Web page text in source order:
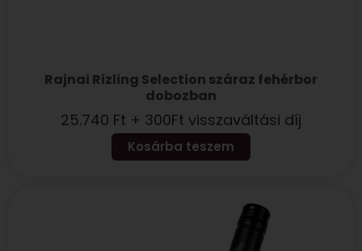
Rajnai Rizling Selection száraz fehérbor
dobozban
25.740 Ft + 300Ft visszaváltási díj
Kosárba teszem